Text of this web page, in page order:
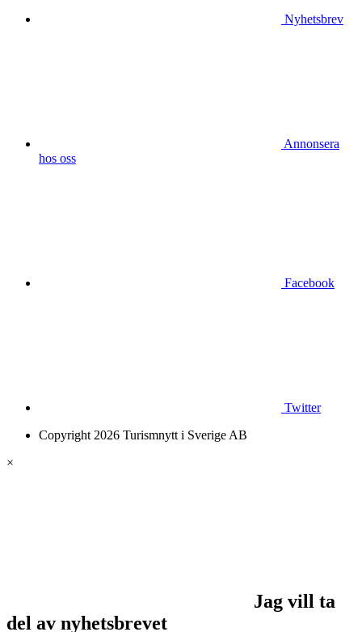
Nyhetsbrev
Annonsera
hos oss
Facebook
Twitter
Copyright 2026 Turismnytt i Sverige AB
×
Jag vill ta
del av nyhetsbrevet